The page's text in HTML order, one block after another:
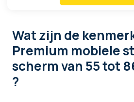
Wat zijn de
Premium mobiele
scherm van 55 tot
?